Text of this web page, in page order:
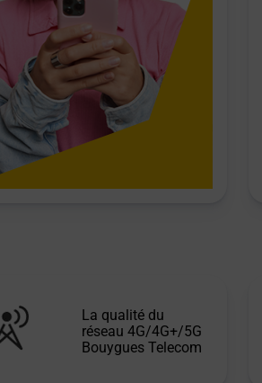
La qualité du
réseau 4G/4G+/5G
Bouygues Telecom